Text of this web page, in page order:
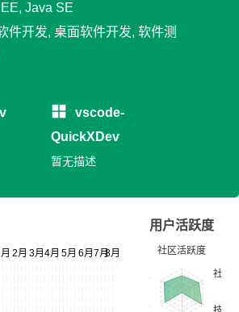
Java SE
件开发, 桌面软件开发, 软件测
vscode-
QuickXDev
暂无描述
用户活跃度